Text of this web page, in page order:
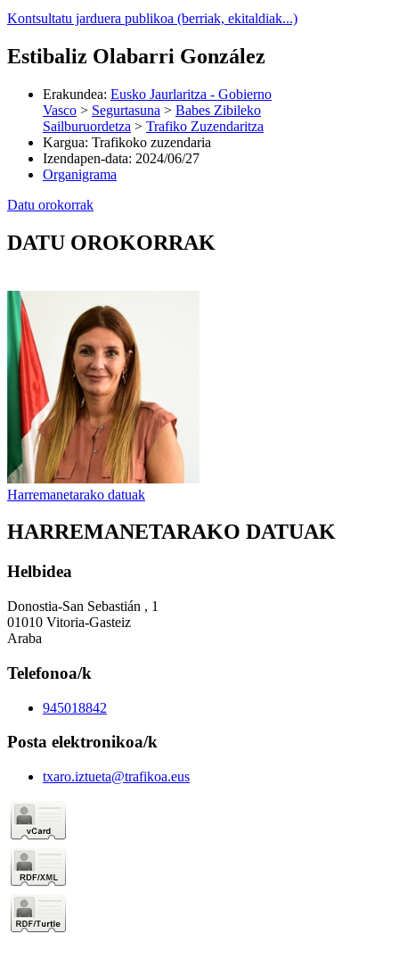
Kontsultatu jarduera publikoa (berriak, ekitaldiak...)
Estibaliz Olabarri González
Erakundea: Eusko Jaurlaritza - Gobierno
Vasco > Segurtasuna > Babes Zibileko
Sailburuordetza > Trafiko Zuzendaritza
Kargua: Trafikoko zuzendaria
Izendapen-data: 2024/06/27
Organigrama
Datu orokorrak
DATU OROKORRAK
Harremanetarako datuak
HARREMANETARAKO DATUAK
Helbidea
Donostia-San Sebastián , 1
01010 Vitoria-Gasteiz
Araba
Telefonoa/k
945018842
Posta elektronikoa/k
txaro.iztueta@trafikoa.eus